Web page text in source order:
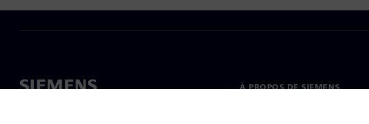
À PROPOS DE SIEMENS